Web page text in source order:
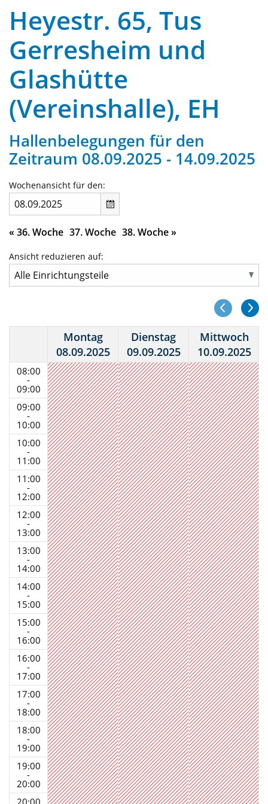
Heyestr. 65, Tus
Gerresheim und
Glashütte
(Vereinshalle), EH
Hallenbelegungen für den
Zeitraum 08.09.2025 - 14.09.2025
Wochenansicht für den:
« 36. Woche 37. Woche 38. Woche»
Ansicht reduzieren auf:
08:00
-
09:00
09:00
-
10:00
10:00
-
11:00
11:00
-
12:00
12:00
-
13:00
13:00
-
14:00
14:00
-
15:00
15:00
-
16:00
16:00
-
17:00
17:00
-
18:00
18:00
-
19:00
19:00
-
20:00
20:00
Montag
08.09.2025
Dienstag
09.09.2025
Mittwoch
10.09.2025